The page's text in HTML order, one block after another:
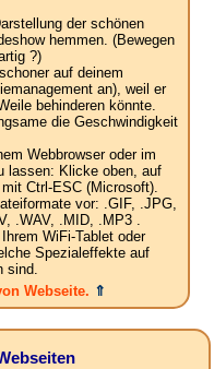
der schönen
hemmen. (Bewegen
?)
auf deinem
an), weil er
behinderen könnte.
die Geschwindigkeit
Webbrowser oder im
lassen: Klicke oben, auf
Ctrl-ESC (Microsoft).
vor: .GIF, .JPG,
.WAV, .MID, .MP3 .
WiFi-Tablet oder
Spezialeffekte auf
sind.
Webseite. ⇑